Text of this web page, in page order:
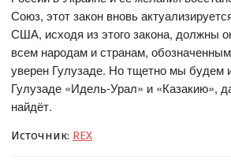
Союз, этот закон вновь
США, исходя из этого закона, должны
всем народам и странам,
уверен Гулузаде. Но тщетно мы будем
Гулузаде «Идель-Урал» и «Казакию»,
найдёт.
Источник: REX